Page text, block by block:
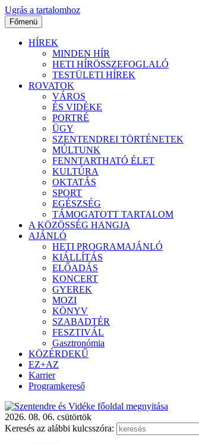
Ugrás a tartalomhoz
Főmenü
HÍREK
MINDEN HÍR
HETI HÍRÖSSZEFOGLALÓ
TESTÜLETI HÍREK
ROVATOK
VÁROS
ÉS VIDÉKE
PORTRÉ
ÜGY
SZENTENDREI TÖRTÉNETEK
MÚLTUNK
FENNTARTHATÓ ÉLET
KULTÚRA
OKTATÁS
SPORT
EGÉSZSÉG
TÁMOGATOTT TARTALOM
A KÖZÖSSÉG HANGJA
AJÁNLÓ
HETI PROGRAMAJÁNLÓ
KIÁLLÍTÁS
ELŐADÁS
KONCERT
GYEREK
MOZI
KÖNYV
SZABADTÉR
FESZTIVÁL
Gasztronómia
KÖZÉRDEKŰ
EZ+AZ
Karrier
Programkereső
2026. 08. 06. csütörtök
Keresés az alábbi kulcsszóra: